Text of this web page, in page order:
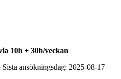
10h + 30h/veckan
Sista ansökningsdag: 2025-08-17